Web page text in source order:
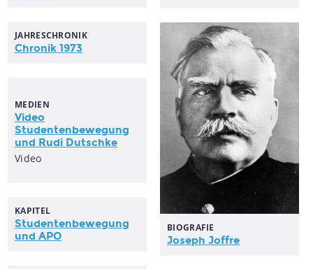
JAHRESCHRONIK
Chronik 1973
BIOGRAFIE
Joseph Joffre
MEDIEN
Video
Studentenbewegung
und Rudi Dutschke
Video
KAPITEL
Studentenbewegung
und APO